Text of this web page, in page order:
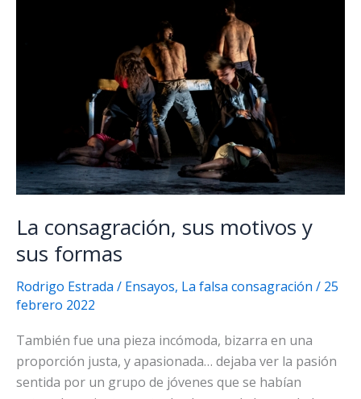
La consagración, sus motivos y
sus formas
Rodrigo Estrada / Ensayos, La falsa consagración / 25
febrero 2022
También fue una pieza incómoda, bizarra en una
proporción justa, y apasionada… dejaba ver la pasión
sentida por un grupo de jóvenes que se habían